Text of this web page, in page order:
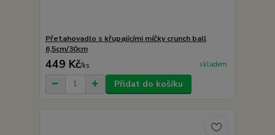
Přetahovadlo s křupajícími míčky crunch ball
6,5cm/30cm
449 Kč/ks skladem
Přidat do košíku